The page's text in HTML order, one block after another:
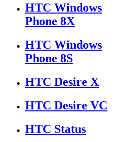
HTC Windows
Phone 8X
HTC Windows
Phone 8S
HTC Desire X
HTC Desire VC
HTC Status